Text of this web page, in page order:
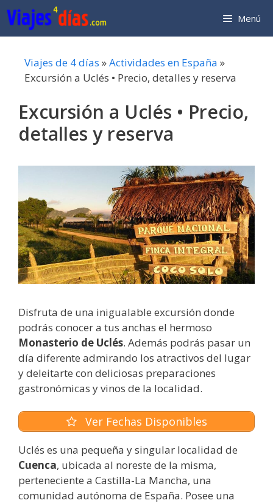
Saltar
al
contenido
Menú
Viajes de 4 días »Actividades en España »
Excursión a Uclés • Precio, detalles y reserva
Excursión a Uclés • Precio,
detalles y reserva
Disfruta de una inigualable excursión donde
podrás conocer a tus anchas el hermoso
Monasterio de Uclés. Además podrás pasar un
día diferente admirando los atractivos del lugar
y deleitarte con deliciosas preparaciones
gastronómicas y vinos de la localidad.
Ver Fechas Disponibles
Uclés es una pequeña y singular localidad de
Cuenca, ubicada al noreste de la misma,
perteneciente a Castilla-La Mancha, una
comunidad autónoma de España. Posee una